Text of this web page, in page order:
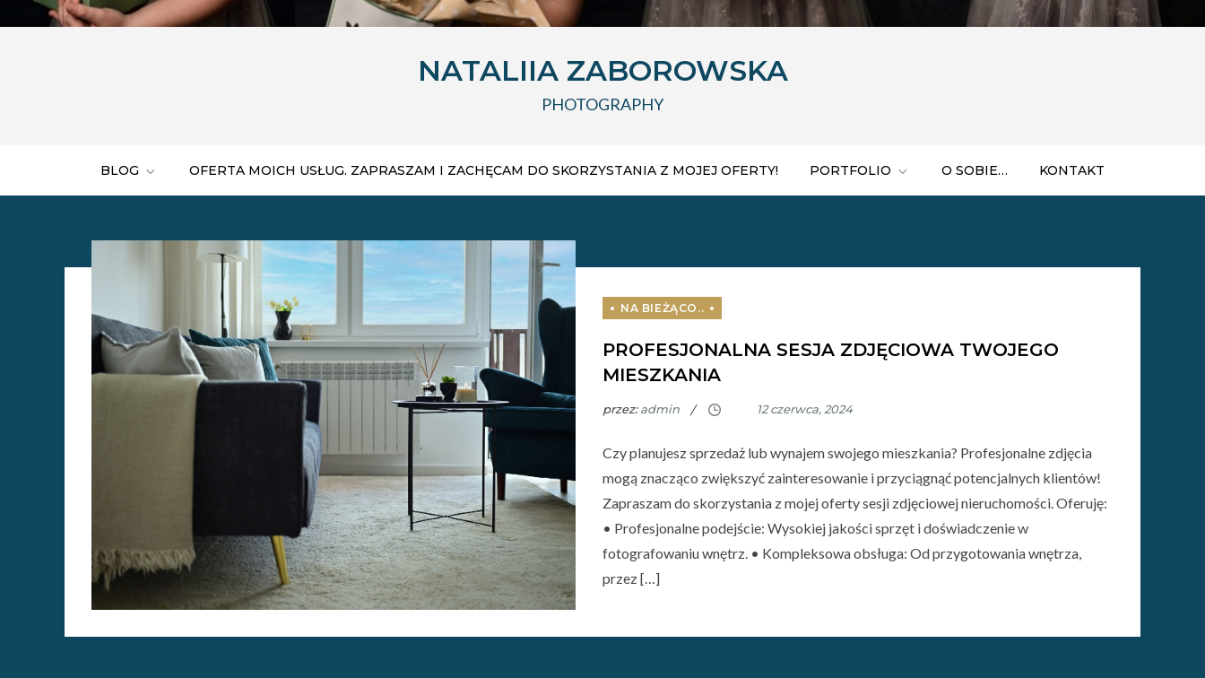
NATALIIA ZABOROWSKA
PHOTOGRAPHY
BLOG OFERTA MOICH USŁUG. ZAPRASZAM I ZACHĘCAM DO SKORZYSTANIA Z MOJEJ OFERTY! PORTFOLIO O SOBIE… KONTAKT
PROFESJONALNA SESJA ZDJĘCIOWA TWOJEGO
MIESZKANIA
przez:admin
Czy planujesz sprzedaż lub wynajem swojego mieszkania? Profesjonalne zdjęcia
mogą znacząco zwiększyć zainteresowanie i przyciągnąć potencjalnych klientów!
Zapraszam do skorzystania z mojej oferty sesji zdjęciowej nieruchomości. Oferuję:
• Profesjonalne podejście: Wysokiej jakości sprzęt i doświadczenie w
fotografowaniu wnętrz. • Kompleksowa obsługa: Od przygotowania wnętrza,
przez […]